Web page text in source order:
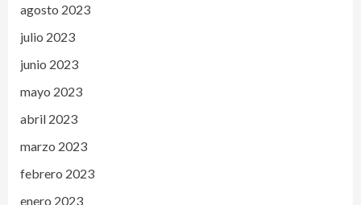
agosto 2023
julio 2023
junio 2023
mayo 2023
abril 2023
marzo 2023
febrero 2023
enero 2023